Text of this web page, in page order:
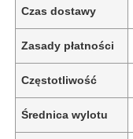
Czas dostawy
Zasady płatności
Częstotliwość
Średnica wylotu